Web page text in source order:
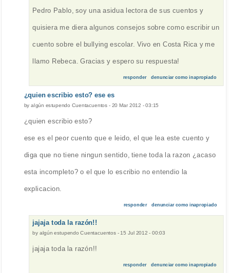
Pedro Pablo, soy una asidua lectora de sus cuentos y
quisiera me diera algunos consejos sobre como escribir un
cuento sobre el bullying escolar. Vivo en Costa Rica y me
llamo Rebeca. Gracias y espero su respuesta!
responder denunciar como inapropiado
¿quien escribio esto? ese es
byalgún estupendo Cuentacuentos - 20 Mar 2012 - 03:15
¿quien escribio esto?
ese es el peor cuento que e leido, el que lea este cuento y
diga que no tiene ningun sentido, tiene toda la razon ¿acaso
esta incompleto? o el que lo escribio no entendio la
explicacion.
responder denunciar como inapropiado
jajaja toda la razón!!
by algún estupendo Cuentacuentos- 15 Jul 2012 - 00:03
jajaja toda la razón!!
responder denunciar como inapropiado